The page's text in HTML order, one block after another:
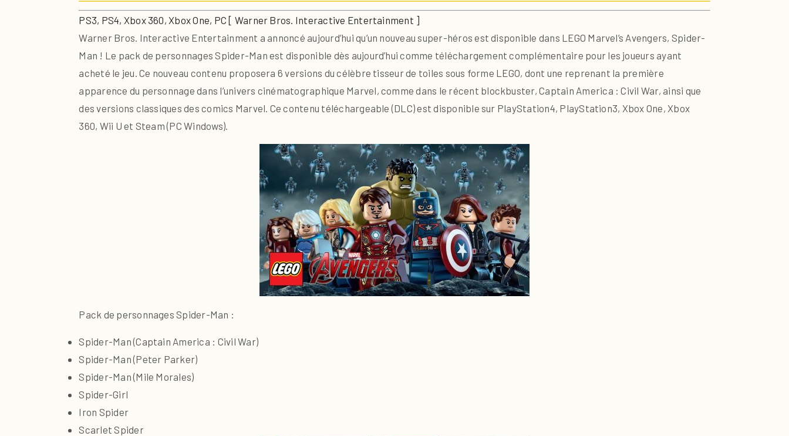
PS3, PS4, Xbox 360, Xbox One, PC [ Warner Bros. Interactive Entertainment ]
Warner Bros. Interactive Entertainment a annoncé aujourd’hui qu’un nouveau super-héros est disponible dans LEGO Marvel’s Avengers, Spider-
Man ! Le pack de personnages Spider-Man est disponible dès aujourd’hui comme téléchargement complémentaire pour les joueurs ayant
acheté le jeu. Ce nouveau contenu proposera 6 versions du célèbre tisseur de toiles sous forme LEGO, dont une reprenant la première
apparence du personnage dans l’univers cinématographique Marvel, comme dans le récent blockbuster, Captain America : Civil War, ainsi que
des versions classiques des comics Marvel. Ce contenu téléchargeable (DLC) est disponible sur PlayStation4, PlayStation3, Xbox One, Xbox
360, Wii U et Steam (PC Windows).
Pack de personnages Spider-Man :
Spider-Man (Captain America : Civil War)
Spider-Man (Peter Parker)
Spider-Man (Mile Morales)
Spider-Girl
Iron Spider
Scarlet Spider